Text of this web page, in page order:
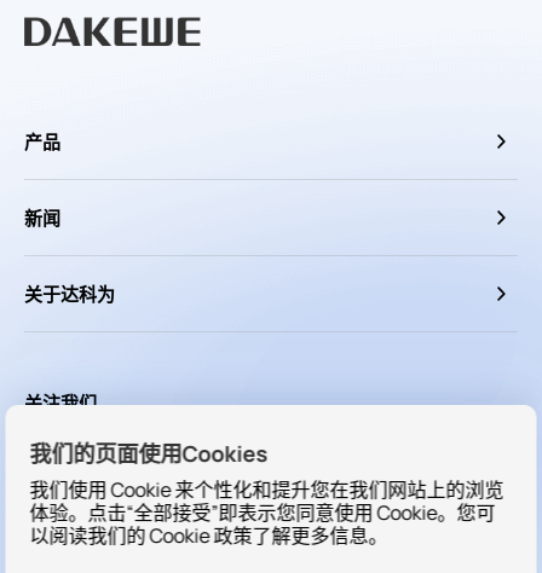
产品
新闻
关于达科为
关注我们
我们的页面使用Cookies
我们使用 Cookie 来个性化和提升您在我们网站上的浏览
体验。点击“全部接受”即表示您同意使用 Cookie。您可
以阅读我们的Cookie政策了解更多信息。